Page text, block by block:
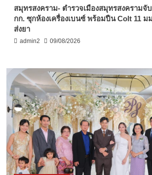
สมุทรสงคราม- ตำรวจเมืองสมุทรสงครามจั
กก. ซุกห้องเครื่องเบนซ์ พร้อมปืน Colt 11 ม
ส่งยา
admin2 09/08/2026